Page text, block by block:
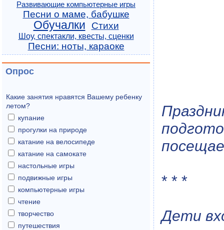
* * *
Дети
Развивающие компьютерные игры
Песни о маме, бабушке
Обучалки Стихи
Шоу, спектакли, квесты, сценки
Песни: ноты, караоке
Опрос
Какие занятия нравятся Вашему ребенку
летом?
купание
прогулки на природе
катание на велосипеде
катание на самокате
настольные игры
подвижные игры
компьютерные игры
чтение
творчество
путешествия